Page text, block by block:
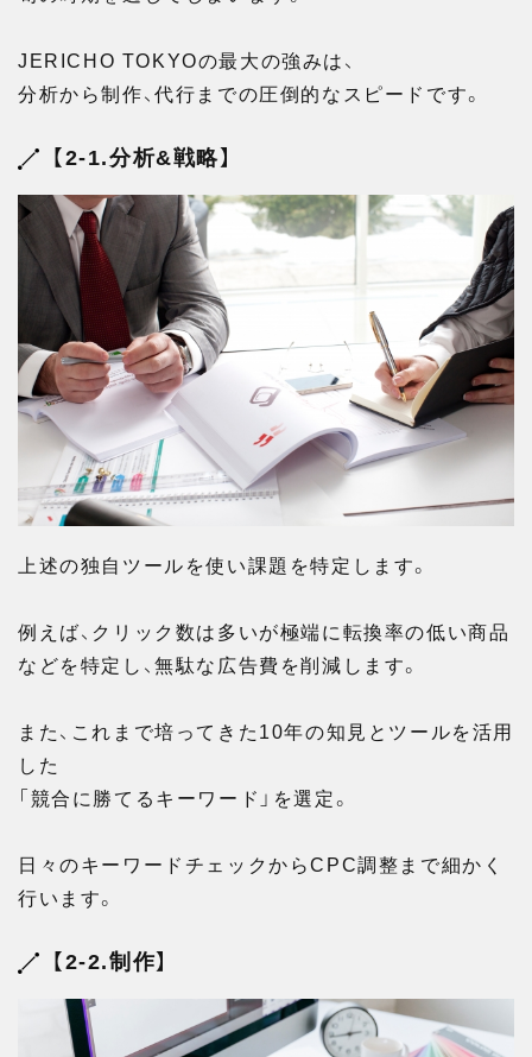
JERICHO TOKYOの最大の強みは、
分析から制作、代行までの圧倒的なスピードです。
【2-1.分析&戦略】
上述の独自ツールを使い課題を特定します。
例えば、クリック数は多いが極端に転換率の低い商品
などを特定し、無駄な広告費を削減します。
また、これまで培ってきた10年の知見とツールを活用
した
「競合に勝てるキーワード」を選定。
日々のキーワードチェックからCPC調整まで細かく
行います。
【2-2.制作】